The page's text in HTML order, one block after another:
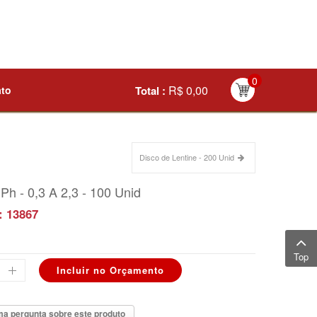
0
Total : R$ 0,00
Disco de Lentine - 200 Unid
- 0,3 A 2,3 - 100 Unid
13867
pergunta sobre este produto
Top